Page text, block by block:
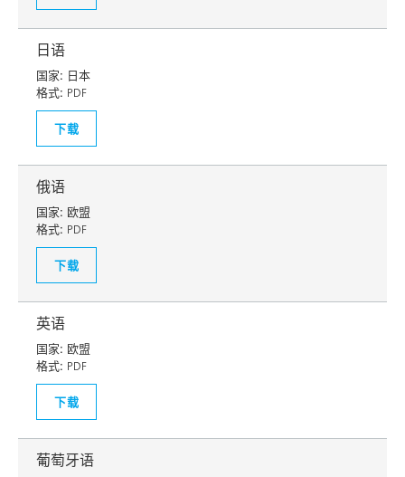
日语
国家: 日本
格式: PDF
下载
俄语
国家: 欧盟
格式: PDF
下载
英语
国家: 欧盟
格式: PDF
下载
葡萄牙语